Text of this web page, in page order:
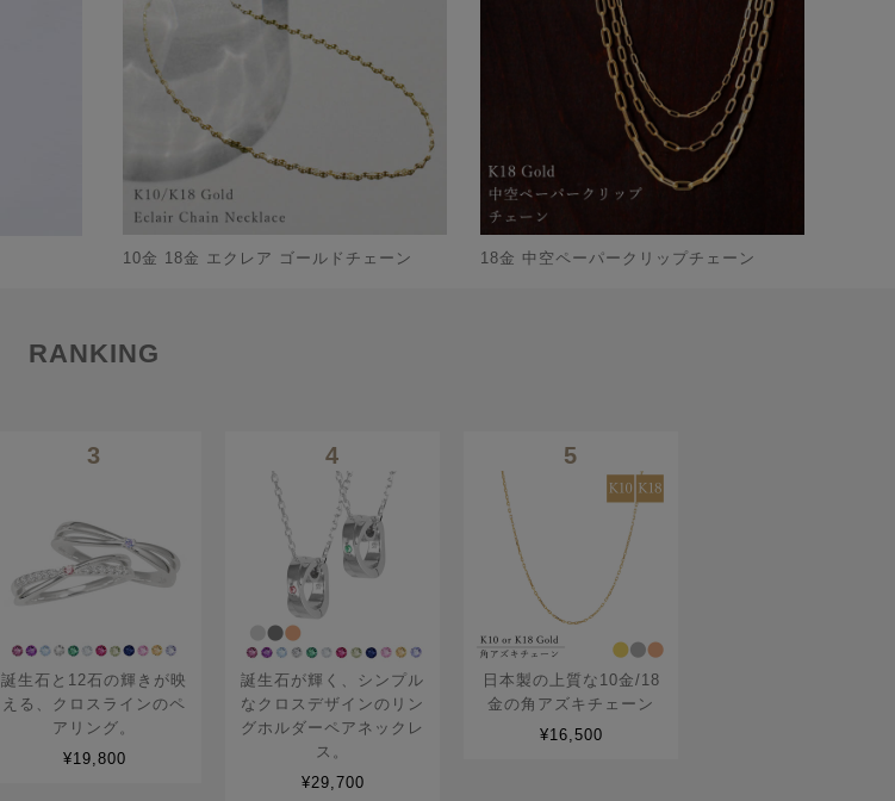
10金 18金 エクレア ゴールドチェーン 18金 中空ペーパークリップチェーン
RANKING
3
誕生石と12石の輝きが映
える、クロスラインのペ
アリング。
¥19,800
4
誕生石が輝く、シンプル
なクロスデザインのリン
グホルダーペアネックレ
ス。
¥29,700
5
日本製の上質な10金/18
金の角アズキチェーン
¥16,500